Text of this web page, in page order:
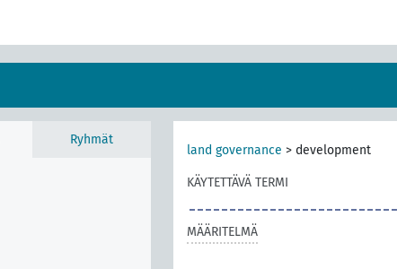
Ryhmät
land governance > development
KÄYTETTÄVÄ TERMI
MÄÄRITELMÄ